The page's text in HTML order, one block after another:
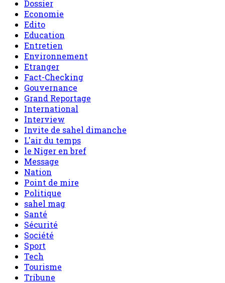
Dossier
Economie
Edito
Education
Entretien
Environnement
Etranger
Fact-Checking
Gouvernance
Grand Reportage
International
Interview
Invite de sahel dimanche
L'air du temps
le Niger en bref
Message
Nation
Point de mire
Politique
sahel mag
Santé
Sécurité
Société
Sport
Tech
Tourisme
Tribune